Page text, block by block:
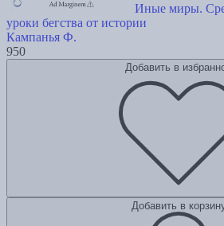
Иные миры.
уроки бегства от истории
Кампанья Ф.
950
Добавить в
Добавить в